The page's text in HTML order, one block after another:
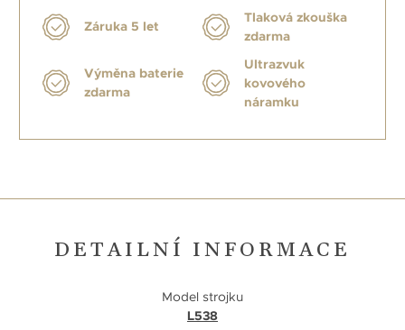
Záruka 5 let
Tlaková zkouška
zdarma
Výměna baterie
zdarma
Ultrazvuk
kovového
náramku
DETAILNÍ INFORMACE
Model strojku
L538